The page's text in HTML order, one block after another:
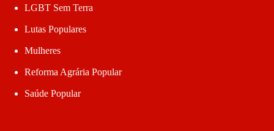
LGBT Sem Terra
Lutas Populares
Mulheres
Reforma Agrária Popular
Saúde Popular